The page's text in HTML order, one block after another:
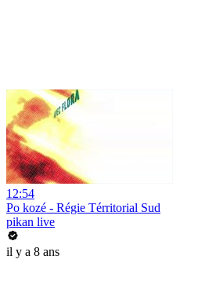
12:54
Po kozé - Régie Térritorial Sud
pikan live
il y a 8 ans